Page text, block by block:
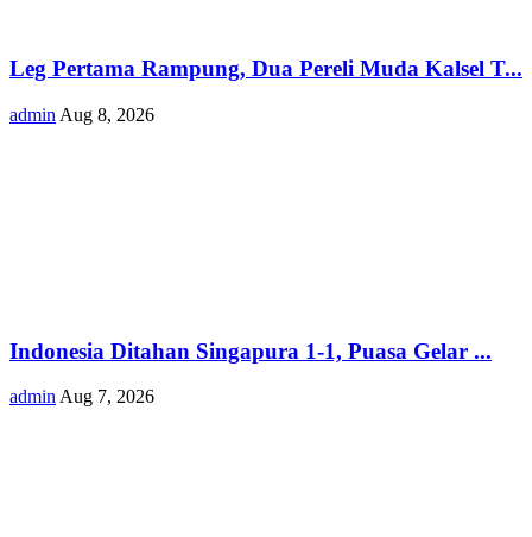
Leg Pertama Rampung, Dua Pereli Muda Kalsel T...
admin Aug 8, 2026
Indonesia Ditahan Singapura 1-1, Puasa Gelar ...
adminAug 7, 2026